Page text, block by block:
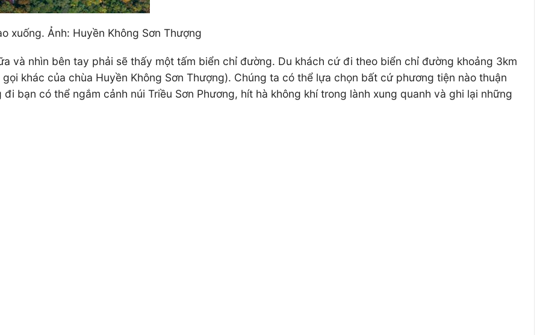
xuống. Ảnh: Huyền Không Sơn Thượng
và nhìn bên tay phải sẽ thấy một tấm biển chỉ đường. Du khách cứ đi theo biển chỉ đường khoảng 3km
khác của chùa Huyền Không Sơn Thượng). Chúng ta có thể lựa chọn bất cứ phương tiện nào thuận
bạn có thể ngắm cảnh núi Triều Sơn Phương, hít hà không khí trong lành xung quanh và ghi lại những